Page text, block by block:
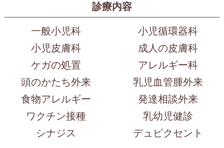
診療内容
一般小児科
小児循環器科
小児皮膚科
成人の皮膚科
ケガの処置
アレルギー科
頭のかたち外来
乳児血管腫外来
食物アレルギー
発達相談外来
ワクチン接種
乳幼児健診
シナジス
デュピクセント